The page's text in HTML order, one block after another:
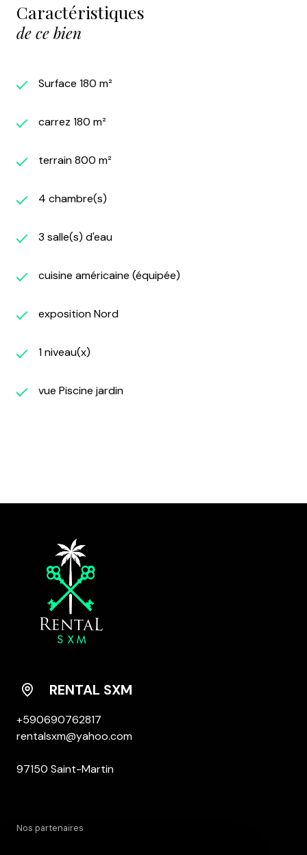
Caractéristiques
de ce bien
Surface 180 m²
carrez 180 m²
terrain 800 m²
4 chambre(s)
3 salle(s) d'eau
cuisine américaine (équipée)
exposition Nord
1 niveau(x)
vue Piscine jardin
DPE ANCIENNE VERSION
RENTAL SXM
+590690762817
rentalsxm@yahoo.com
97150 Saint-Martin
nos partenaires